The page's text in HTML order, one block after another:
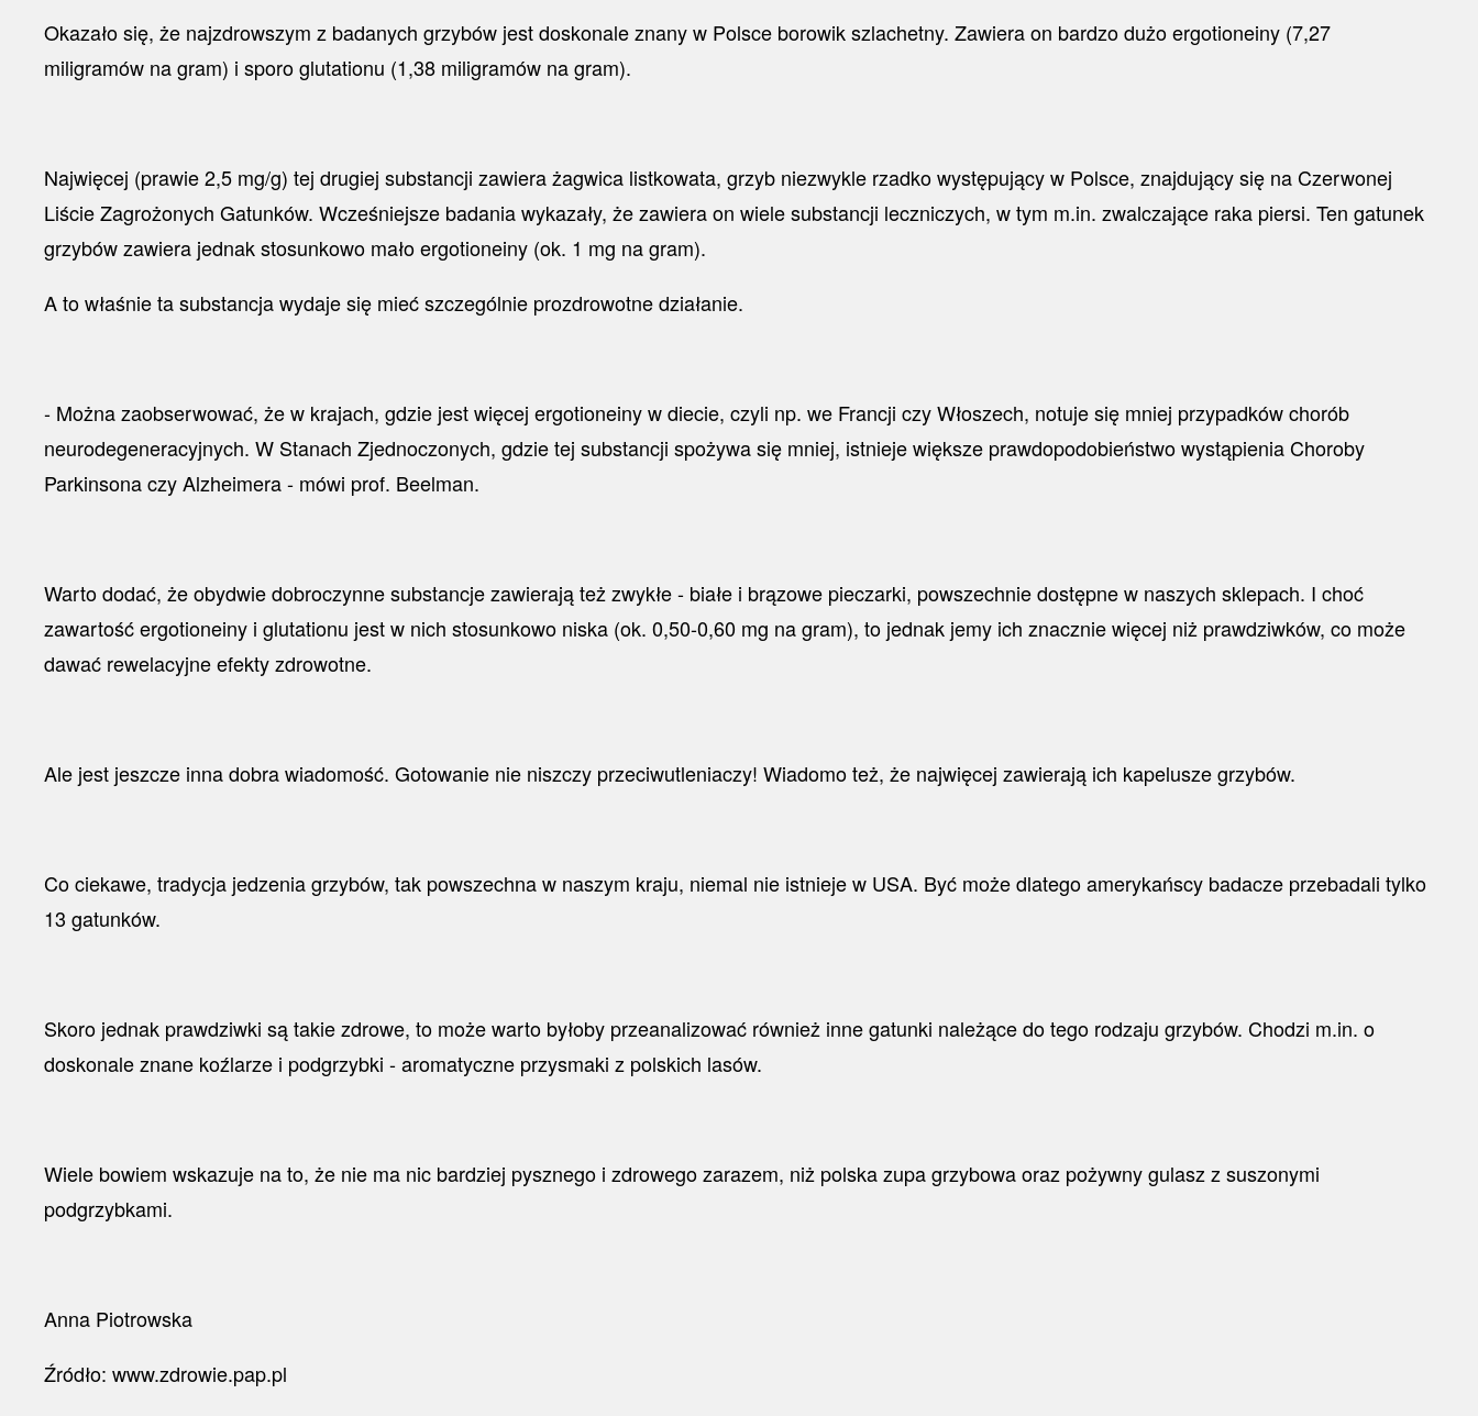
Okazało się, że najzdrowszym z badanych grzybów jest doskonale znany w Polsce borowik szlachetny. Zawiera on bardzo dużo ergotioneiny (7,27
miligramów na gram) i sporo glutationu (1,38 miligramów na gram).
Najwięcej (prawie 2,5 mg/g) tej drugiej substancji zawiera żagwica listkowata, grzyb niezwykle rzadko występujący w Polsce, znajdujący się na Czerwonej
Liście Zagrożonych Gatunków. Wcześniejsze badania wykazały, że zawiera on wiele substancji leczniczych, w tym m.in. zwalczające raka piersi. Ten gatunek
grzybów zawiera jednak stosunkowo mało ergotioneiny (ok. 1 mg na gram).
A to właśnie ta substancja wydaje się mieć szczególnie prozdrowotne działanie.
- Można zaobserwować, że w krajach, gdzie jest więcej ergotioneiny w diecie, czyli np. we Francji czy Włoszech, notuje się mniej przypadków chorób
neurodegeneracyjnych. W Stanach Zjednoczonych, gdzie tej substancji spożywa się mniej, istnieje większe prawdopodobieństwo wystąpienia Choroby
Parkinsona czy Alzheimera - mówi prof. Beelman.
Warto dodać, że obydwie dobroczynne substancje zawierają też zwykłe - białe i brązowe pieczarki, powszechnie dostępne w naszych sklepach. I choć
zawartość ergotioneiny i glutationu jest w nich stosunkowo niska (ok. 0,50-0,60 mg na gram), to jednak jemy ich znacznie więcej niż prawdziwków, co może
dawać rewelacyjne efekty zdrowotne.
Ale jest jeszcze inna dobra wiadomość. Gotowanie nie niszczy przeciwutleniaczy! Wiadomo też, że najwięcej zawierają ich kapelusze grzybów.
Co ciekawe, tradycja jedzenia grzybów, tak powszechna w naszym kraju, niemal nie istnieje w USA. Być może dlatego amerykańscy badacze przebadali tylko
13 gatunków.
Skoro jednak prawdziwki są takie zdrowe, to może warto byłoby przeanalizować również inne gatunki należące do tego rodzaju grzybów. Chodzi m.in. o
doskonale znane koźlarze i podgrzybki - aromatyczne przysmaki z polskich lasów.
Wiele bowiem wskazuje na to, że nie ma nic bardziej pysznego i zdrowego zarazem, niż polska zupa grzybowa oraz pożywny gulasz z suszonymi
podgrzybkami.
Anna Piotrowska
Źródło: www.zdrowie.pap.pl